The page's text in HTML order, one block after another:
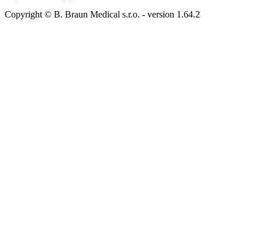
Copyright © B. Braun Medical s.r.o. - version 1.64.2